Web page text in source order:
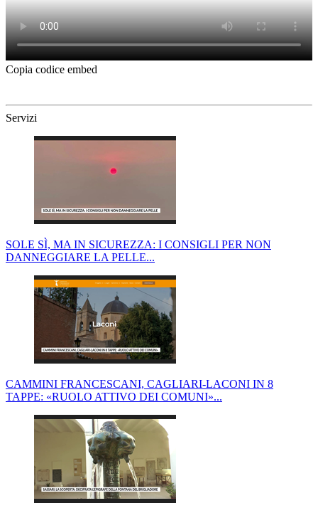
Copia codice embed
Servizi
SOLE SÌ, MA IN SICUREZZA: I CONSIGLI PER NON
DANNEGGIARE LA PELLE...
CAMMINI FRANCESCANI, CAGLIARI-LACONI IN 8
TAPPE: «RUOLO ATTIVO DEI COMUNI»...